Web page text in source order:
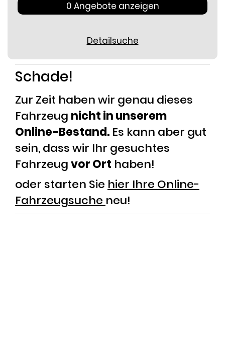
0 Angebote anzeigen
Detailsuche
Schade!
Zur Zeit haben wir genau dieses
Fahrzeug nicht in unserem
Online-Bestand. Es kann aber gut
sein, dass wir Ihr gesuchtes
Fahrzeugvor Ort haben!
oder starten Sie hier Ihre Online-
Fahrzeugsuche neu!